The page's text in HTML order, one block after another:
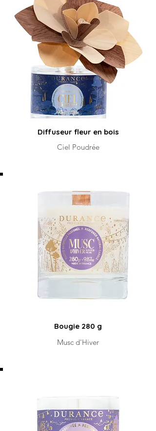
Diffuseur fleur en bois
Ciel Poudrée
Bougie 280 g
Musc d'Hiver